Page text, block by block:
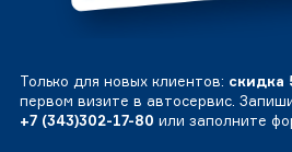
Только для новых клиентов: скидка
первом визите в автосервис.
+7 (343)302-17-80 или заполните